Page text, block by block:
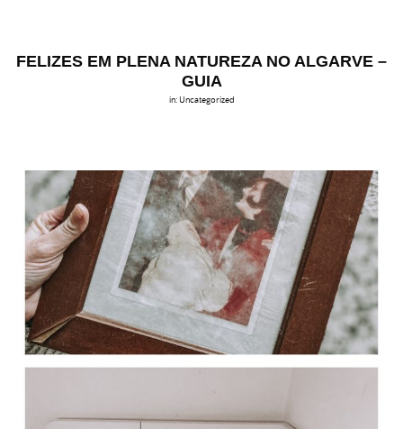
FELIZES EM PLENA NATUREZA NO ALGARVE –
GUIA
in: Uncategorized